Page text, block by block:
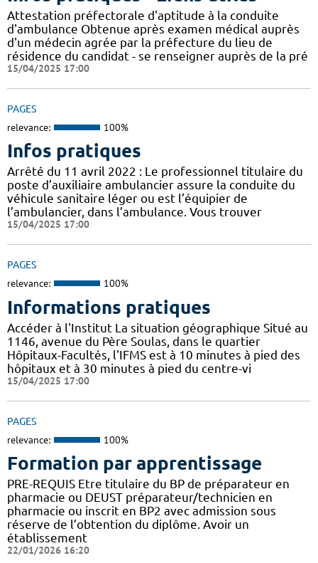
Attestation préfectorale d'aptitude à la conduite
d'ambulance Obtenue après examen médical auprès
d'un médecin agrée par la préfecture du lieu de
résidence du candidat - se renseigner auprès de la pré
15/04/2025 17:00
PAGES
relevance: 100%
Infos pratiques
Arrêté du 11 avril 2022 : Le professionnel titulaire du
poste d’auxiliaire ambulancier assure la conduite du
véhicule sanitaire léger ou est l’équipier de
l’ambulancier, dans l’ambulance. Vous trouver
15/04/2025 17:00
PAGES
relevance: 100%
Informations pratiques
Accéder à l'Institut La situation géographique Situé au
1146, avenue du Père Soulas, dans le quartier
Hôpitaux-Facultés, l'IFMS est à 10 minutes à pied des
hôpitaux et à 30 minutes à pied du centre-vi
15/04/2025 17:00
PAGES
relevance: 100%
Formation par apprentissage
PRE-REQUIS Etre titulaire du BP de préparateur en
pharmacie ou DEUST préparateur/technicien en
pharmacie ou inscrit en BP2 avec admission sous
réserve de l’obtention du diplôme. Avoir un
établissement
22/01/2026 16:20